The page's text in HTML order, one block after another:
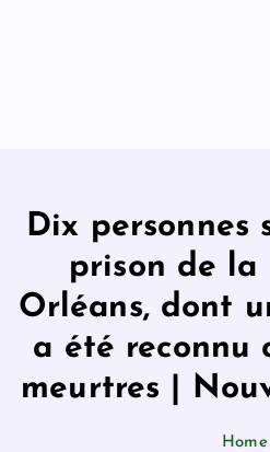
Dix personnes
prison de la
Orléans, dont
a été reconnu
meurtres |
Home